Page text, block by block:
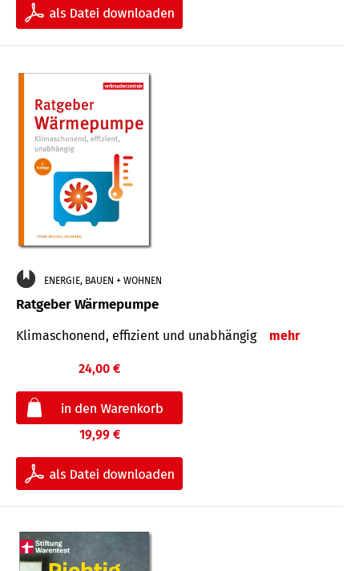
ENERGIE, BAUEN + WOHNEN
Ratgeber Wärmepumpe
Klimaschonend, effizient und unabhängig mehr
24,00 €
19,99 €